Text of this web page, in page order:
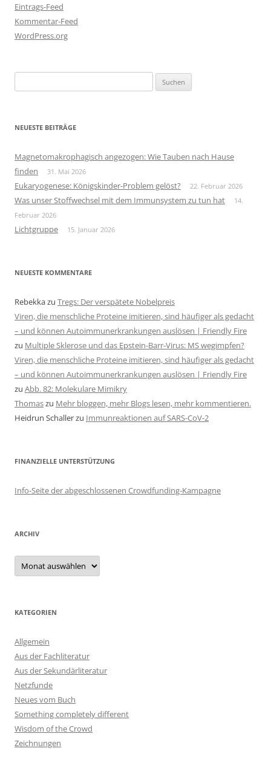
Eintrags-Feed
Kommentar-Feed
WordPress.org
nach:
NEUESTE BEITRÄGE
Magnetomakrophagisch angezogen: Wie Tauben nach Hause
finden
31. Mai 2026
Eukaryogenese: Königskinder-Problem gelöst? 22. Februar 2026
Was unser Stoffwechsel mit dem Immunsystem zu tun hat
14.
Februar 2026
Lichtgruppe 15. Januar 2026
NEUESTE KOMMENTARE
Rebekkazu Tregs: Der verspätete Nobelpreis
Viren, die menschliche Proteine imitieren, sind häufiger als gedacht
– und können Autoimmunerkrankungen auslösen | Friendly Fire
zu Multiple Sklerose und das Epstein-Barr-Virus: MS wegimpfen?
Viren, die menschliche Proteine imitieren, sind häufiger als gedacht
– und können Autoimmunerkrankungen auslösen | Friendly Fire
zu Abb. 82: Molekulare Mimikry
Thomaszu Mehr bloggen, mehr Blogs lesen, mehr kommentieren.
Heidrun Schallerzu Immunreaktionen auf SARS-CoV-2
FINANZIELLE UNTERSTÜTZUNG
Info-Seite der abgeschlossenen Crowdfunding-Kampagne
ARCHIV
Archiv
KATEGORIEN
Allgemein
Aus der Fachliteratur
Aus der Sekundärliteratur
Netzfunde
Neues vom Buch
Something completely different
Wisdom of the Crowd
Zeichnungen